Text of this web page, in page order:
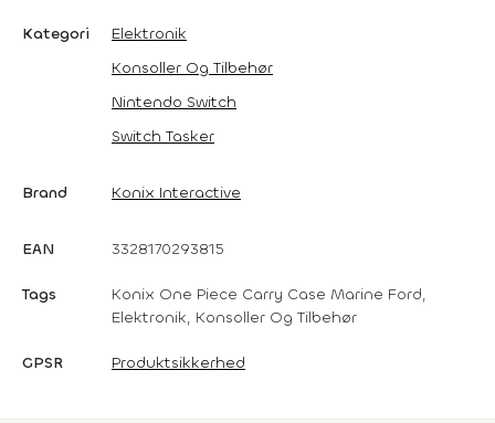
Kategori
Elektronik
Konsoller Og Tilbehør
Nintendo Switch
Switch Tasker
Brand Konix Interactive
EAN 3328170293815
Tags
Konix One Piece Carry Case Marine Ford,
Elektronik, Konsoller Og Tilbehør
GPSR Produktsikkerhed